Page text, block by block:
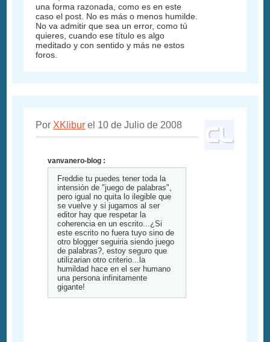
una forma razonada, como es en este
caso el post. No es más o menos humilde.
No va admitir que sea un error, como tú
quieres, cuando ese título es algo
meditado y con sentido y más ne estos
foros.
Por XKlibur el 10 de Julio de 2008
vanvanero-blog :
Freddie tu puedes tener toda la
intensión de "juego de palabras",
pero igual no quita lo ilegible que
se vuelve y si jugamos al ser
editor hay que respetar la
coherencia en un escrito...¿Si
este escrito no fuera tuyo sino de
otro blogger seguiria siendo juego
de palabras?, estoy seguro que
utilizarian otro criterio...la
humildad hace en el ser humano
una persona infinitamente
gigante!